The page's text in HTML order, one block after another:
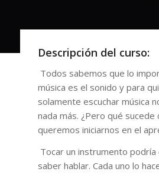
Descripción del curso:
Todos sabemos que lo
música es el sonido y para
solamente escuchar música
nada más. ¿Pero qué sucede
queremos iniciarnos en el
Tocar un instrumento podría
saber hablar. Cada uno lo